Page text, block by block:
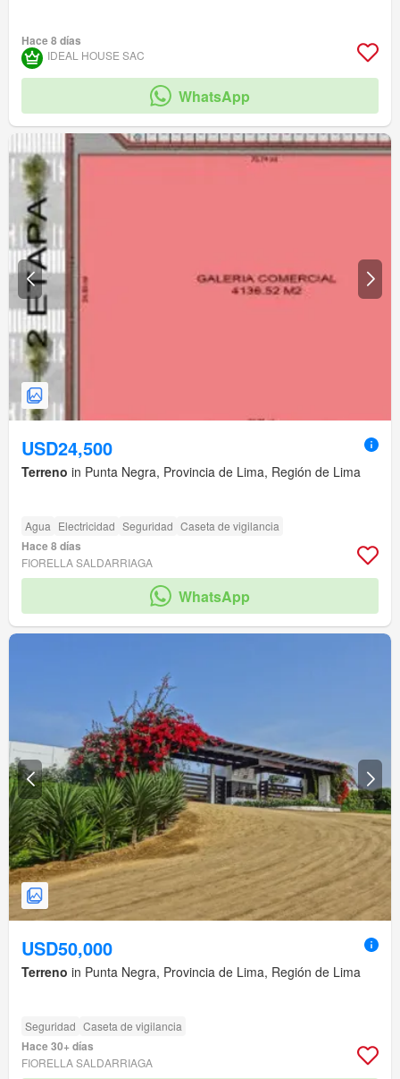
Hace 8 días
IDEAL HOUSE SAC
WhatsApp
USD24,500
Terreno in Punta Negra, Provincia de Lima, Región de Lima
Agua Electricidad Seguridad Caseta de vigilancia
Hace 8 días
FIORELLA SALDARRIAGA
WhatsApp
USD50,000
Terreno in Punta Negra, Provincia de Lima, Región de Lima
Seguridad Caseta de vigilancia
Hace 30+ días
FIORELLA SALDARRIAGA